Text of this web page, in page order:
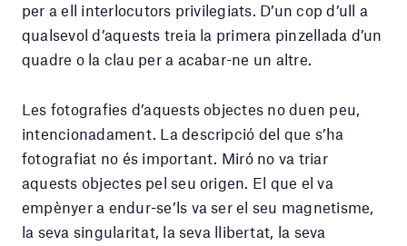
per a ell interlocutors privilegiats. D’un cop d’ull a
qualsevol d’aquests treia la primera pinzellada d’un
quadre o la clau per a acabar-ne un altre.
Les fotografies d’aquests objectes no duen peu,
intencionadament. La descripció del que s’ha
fotografiat no és important. Miró no va triar
aquests objectes pel seu origen. El que el va
empènyer a endur-se’ls va ser el seu magnetisme,
la seva singularitat, la seva llibertat, la seva